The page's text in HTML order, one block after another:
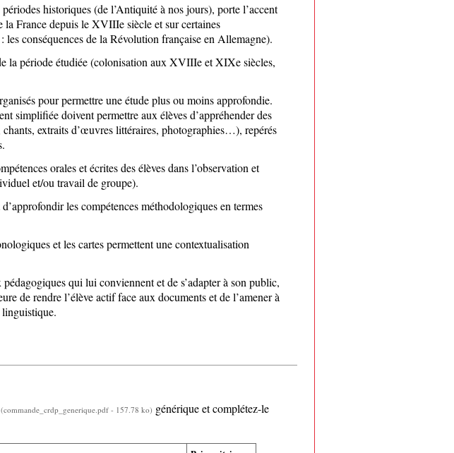
historiques (de l’Antiquité à nos jours), porte l’accent
France depuis le XVIIIe siècle et sur certaines
conséquences de la Révolution française en Allemagne).
la période étudiée (colonisation aux XVIIIe et XIXe siècles,
pour permettre une étude plus ou moins approfondie.
simplifiée doivent permettre aux élèves d’appréhender des
extraits d’œuvres littéraires, photographies…), repérés
orales et écrites des élèves dans l’observation et
et/ou travail de groupe).
les compétences méthodologiques en termes
et les cartes permettent une contextualisation
qui lui conviennent et de s’adapter à son public,
de rendre l’élève actif face aux documents et de l’amener à
(commande_crdp_generique.pdf - 157.78 ko) générique et complétez-le